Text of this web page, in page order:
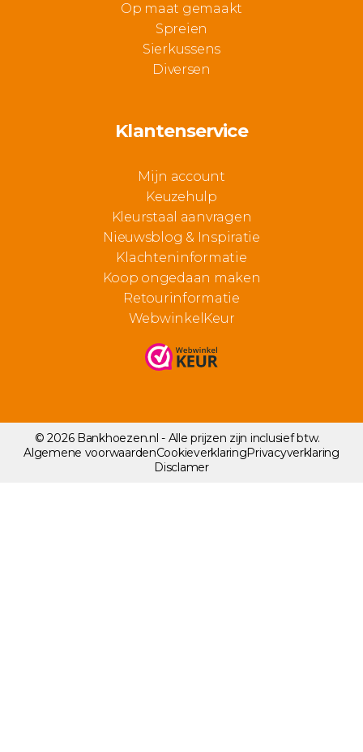
Op maat gemaakt
Spreien
Sierkussens
Diversen
Klantenservice
Mijn account
Keuzehulp
Kleurstaal aanvragen
Nieuwsblog & Inspiratie
Klachteninformatie
Koop ongedaan maken
Retourinformatie
WebwinkelKeur
© 2026 Bankhoezen.nl - Alle prijzen zijn inclusief btw.
Algemene voorwaardenCookieverklaringPrivacyverklaring
Disclamer